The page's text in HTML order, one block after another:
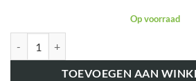
Op voorraad
TOEVOEGEN AAN